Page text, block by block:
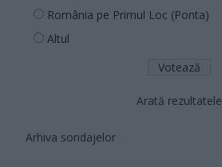
România pe Primul Loc (Ponta)
Altul
Arată rezultatele
Arhiva sondajelor